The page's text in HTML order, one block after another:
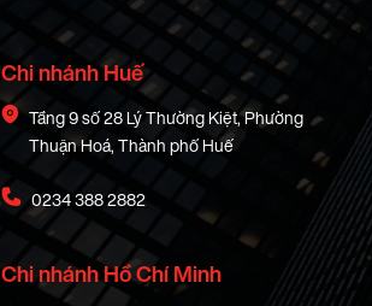
Chi nhánh Huế
Tầng 9 số 28 Lý Thường Kiệt, Phường
Thuận Hoá, Thành phố Huế
0234 388 2882
Chi nhánh Hồ Chí Minh